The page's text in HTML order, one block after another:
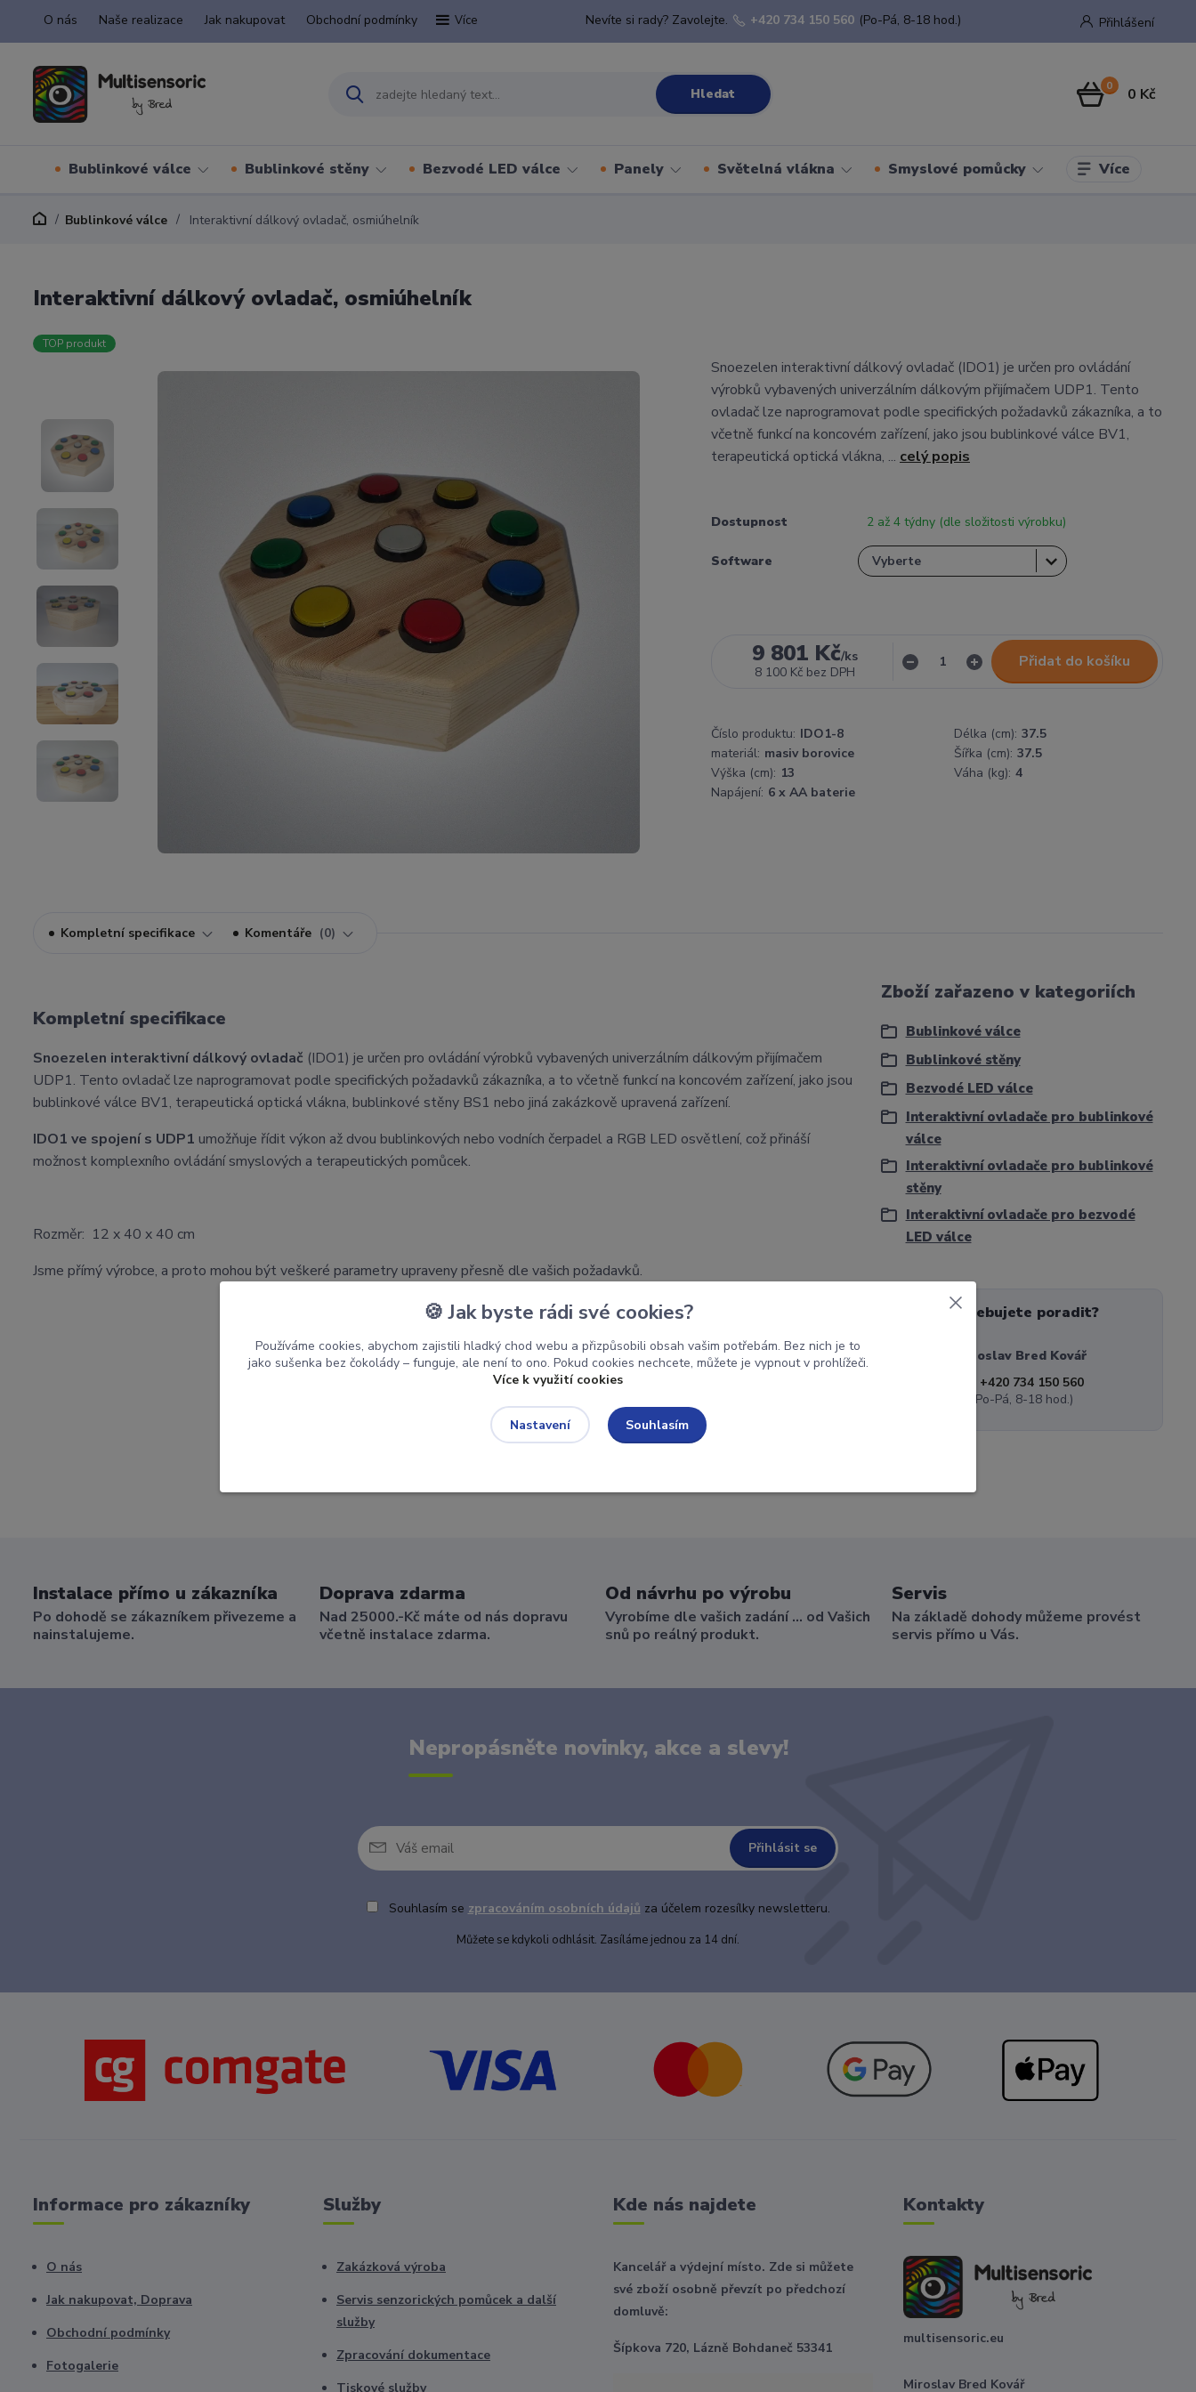
O nás Naše realizace Jak nakupovat Obchodní podmínky Více Přihlášení
Hledat
Nevíte si rady? Zavolejte. +420 734 150 560 (Po-Pá, 8-18 hod.)
0 0 Kč
Bublinkové válce Bublinkové stěny Bezvodé LED válce Panely Světelná vlákna Smyslové pomůcky Více
Bublinkové válce Interaktivní dálkový ovladač, osmiúhelník
Interaktivní dálkový ovladač, osmiúhelník
TOP produkt
Snoezelen interaktivní dálkový ovladač (IDO1) je určen pro ovládání
výrobků vybavených univerzálním dálkovým přijímačem UDP1. Tento
ovladač lze naprogramovat podle specifických požadavků zákazníka, a to
včetně funkcí na koncovém zařízení, jako jsou bublinkové válce BV1,
terapeutická optická vlákna, ... celý popis
Dostupnost 2 až 4 týdny (dle složitosti výrobku)
Software
9 801 Kč/ks
8 100 Kč bez DPH
Přidat do košíku
Číslo produktu: IDO1-8 Délka (cm): 37.5
materiál: masiv borovice Šířka (cm): 37.5
Výška (cm): 13 Váha (kg): 4
Napájení: 6 x AA baterie
Kompletní specifikace Komentáře 0
Kompletní specifikace
Snoezelen interaktivní dálkový ovladač (IDO1) je určen pro ovládání výrobků vybavených univerzálním dálkovým přijímačem
UDP1. Tento ovladač lze naprogramovat podle specifických požadavků zákazníka, a to včetně funkcí na koncovém zařízení, jako jsou
bublinkové válce BV1, terapeutická optická vlákna, bublinkové stěny BS1 nebo jiná zakázkově upravená zařízení.
IDO1 ve spojení s UDP1 umožňuje řídit výkon až dvou bublinkových nebo vodních čerpadel a RGB LED osvětlení, což přináší
možnost komplexního ovládání smyslových a terapeutických pomůcek.
Rozměr: 12 x 40 x 40 cm
Jsme přímý výrobce, a proto mohou být veškeré parametry upraveny přesně dle vašich požadavků.
Zboží zařazeno v kategoriích
Bublinkové válce
Bublinkové stěny
Bezvodé LED válce
Interaktivní ovladače pro bublinkové
válce
Interaktivní ovladače pro bublinkové
stěny
Interaktivní ovladače pro bezvodé
LED válce
Potřebujete poradit?
Miroslav Bred Kovář
+420 734 150 560
(Po-Pá, 8-18 hod.)
Instalace přímo u zákazníka
Po dohodě se zákazníkem přivezeme a
nainstalujeme.
Doprava zdarma
Nad 25000.-Kč máte od nás dopravu
včetně instalace zdarma.
Od návrhu po výrobu
Vyrobíme dle vašich zadání ... od Vašich
snů po reálný produkt.
Servis
Na základě dohody můžeme provést
servis přímo u Vás.
Nepropásněte novinky, akce a slevy!
Přihlásit se
Souhlasím se zpracováním osobních údajů za účelem rozesílky newsletteru.
Můžete se kdykoli odhlásit. Zasíláme jednou za 14 dní.
Informace pro zákazníky
O nás
Jak nakupovat, Doprava
Obchodní podmínky
Fotogalerie
Služby
Zakázková výroba
Servis senzorických pomůcek a další
služby
Zpracování dokumentace
Tiskové služby
Kde nás najdete
Kancelář a výdejní místo. Zde si můžete
své zboží osobně převzít po předchozí
domluvě:
Šípkova 720, Lázně Bohdaneč 53341
Kontakty
multisensoric.eu
Miroslav Bred Kovář
🍪 Jak byste rádi své cookies?
Používáme cookies, abychom zajistili hladký chod webu a přizpůsobili obsah vašim potřebám. Bez nich je to
jako sušenka bez čokolády – funguje, ale není to ono. Pokud cookies nechcete, můžete je vypnout v prohlížeči.
Více k využití cookies
Nastavení Souhlasím